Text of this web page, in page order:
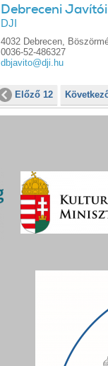
Debreceni
DJI
4032 Debrecen,
0036-52-486327
dbjavito@dji.hu
Előző 12